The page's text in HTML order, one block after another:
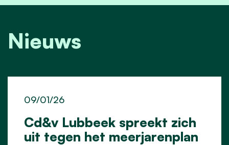
Nieuws
Cd&v Lubbeek spreekt zich
uit tegen het meerjarenplan
09/01/26